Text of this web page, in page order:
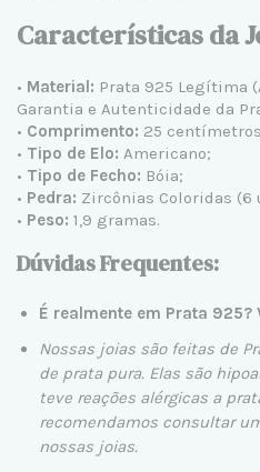
Características da
• Material: Prata 925 Legítima
Garantia e Autenticidade da
• Comprimento: 25
• Tipo de Elo: Americano;
• Tipo de Fecho: Bóia;
• Pedra: Zircônias Coloridas (6
• Peso: 1,9 gramas.
Dúvidas Frequentes:
É realmente em Prata 925?
Nossas joias são feitas de
de prata pura. Elas são
teve reações alérgicas a
recomendamos consultar
nossas joias.